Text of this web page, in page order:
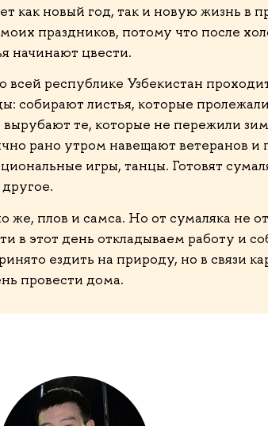
как новый год, так и новую жизнь в
праздников, потому что после
начинают цвести.
всей республике Узбекистан
собирают листья, которые
те, которые не пережили
рано утром навещают ветеранов и
игры, танцы. Готовят
плов и самса. Но от сумаляка не
в этот день откладываем работу и
ездить на природу, но в связи
провести дома.